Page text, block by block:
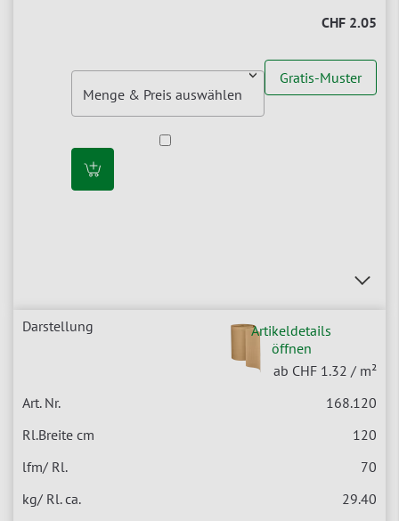
CHF 2.05
Gratis-Muster
Artikeldetails
öffnen
ab CHF 1.32 / m²
168.120
120
70
29.40